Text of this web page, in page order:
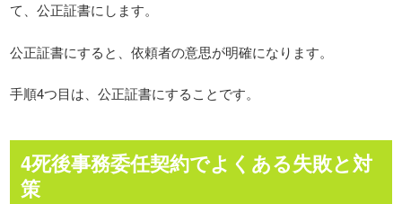
て、公正証書にします。
公正証書にすると、依頼者の意思が明確になります。
手順4つ目は、公正証書にすることです。
4死後事務委任契約でよくある失敗と対
策